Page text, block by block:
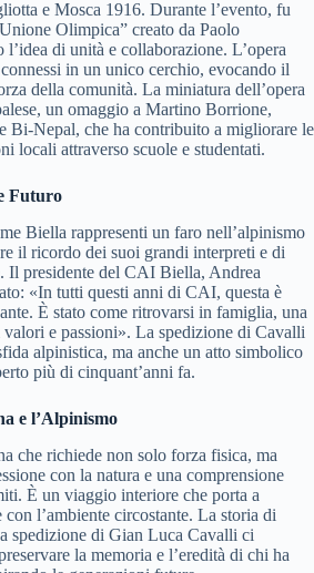
e Mosca 1916. Durante l’evento, fu
Olimpica” creato da Paolo
di unità e collaborazione. L’opera
in un unico cerchio, evocando il
della comunità. La miniatura dell’opera
un omaggio a Martino Borrione,
Bi-Nepal, che ha contribuito a migliorare le
locali attraverso scuole e studentati.
Futuro
Biella rappresenti un faro nell’alpinismo
il ricordo dei suoi grandi interpreti e di
Il presidente del CAI Biella, Andrea
«In tutti questi anni di CAI, questa è
È stato come ritrovarsi in famiglia, una
e passioni». La spedizione di Cavalli
alpinistica, ma anche un atto simbolico
più di cinquant’anni fa.
e l’Alpinismo
che richiede non solo forza fisica, ma
con la natura e una comprensione
È un viaggio interiore che porta a
con l’ambiente circostante. La storia di
spedizione di Gian Luca Cavalli ci
la memoria e l’eredità di chi ha